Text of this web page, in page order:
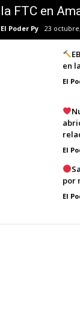
la FTC en
El Poder Py 23
en
El
El
por
El